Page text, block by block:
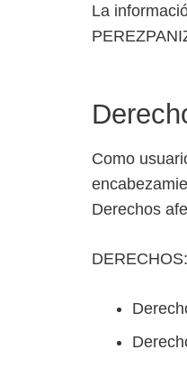
La
Como
Derechos
DERECHOS: